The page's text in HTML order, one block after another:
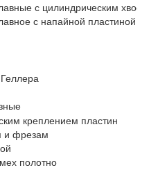
с цилиндрическим
с напайной пластиной
креплением пластин
и фрезам
полотно